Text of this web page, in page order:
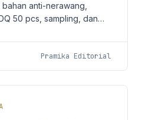
anti-nerawang,
50 pcs, sampling, dan
Pramika Editorial